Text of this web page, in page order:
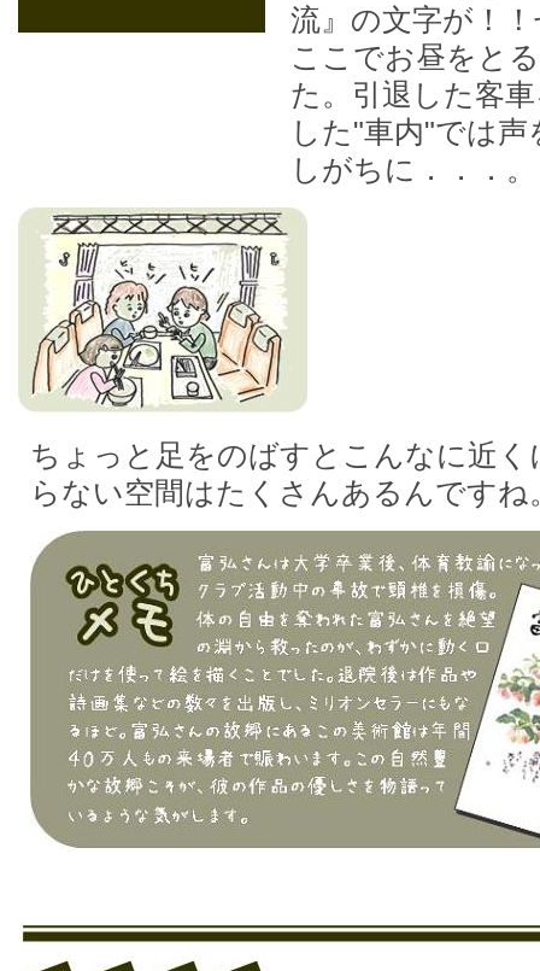
流』の文字が！
ここでお昼をと
た。引退した客
した"車内"では
しがちに．．．。
ちょっと足をのばすとこんなに近
らない空間はたくさんあるんですね